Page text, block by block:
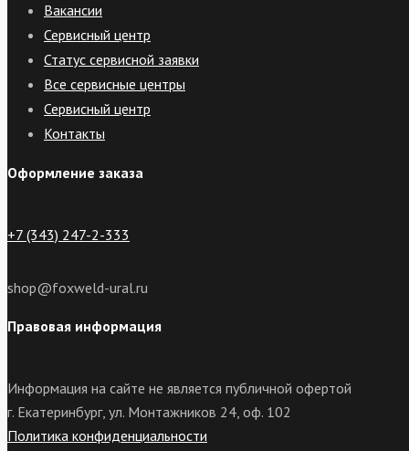
Вакансии
Сервисный центр
Статус сервисной заявки
Все сервисные центры
Сервисный центр
Контакты
Оформление заказа
+7 (343) 247-2-333
shop@foxweld-ural.ru
Правовая информация
Информация на сайте не является публичной офертой
г. Екатеринбург, ул. Монтажников 24, оф. 102
Политика конфиденциальности